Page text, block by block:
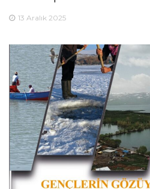
13 Aralık 2025